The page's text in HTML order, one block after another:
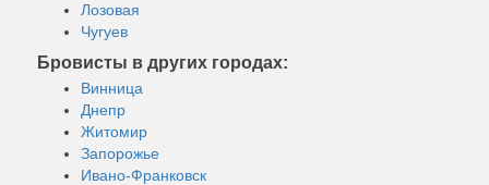
Лозовая
Чугуев
Бровисты в других городах:
Винница
Днепр
Житомир
Запорожье
Ивано-Франковск